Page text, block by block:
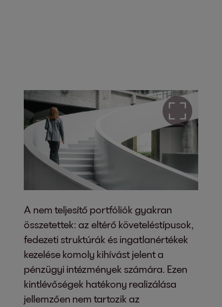
A nem teljesítő portfóliók gyakran
összetettek: az eltérő követeléstípusok,
fedezeti struktúrák és ingatlanértékek
kezelése komoly kihívást jelent a
pénzügyi intézmények számára. Ezen
kintlévőségek hatékony realizálása
jellemzően nem tartozik az